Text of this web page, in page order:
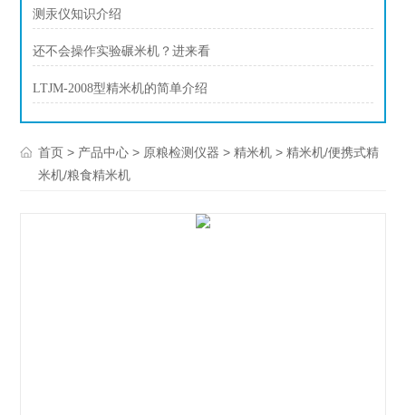
测汞仪知识介绍
还不会操作实验碾米机？进来看
LTJM-2008型精米机的简单介绍
首页 > 产品中心 > 原粮检测仪器 >精米机 > 精米机/便携式精
米机/粮食精米机